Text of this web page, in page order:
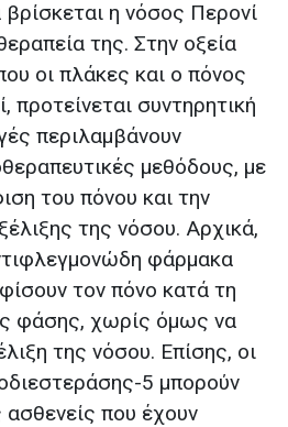
η νόσος Περονί
της. Στην οξεία
οι πλάκες και ο πόνος
προτείνεται συντηρητική
περιλαμβάνουν
μεθόδους, με
του πόνου και την
της νόσου. Αρχικά,
φάρμακα
τον πόνο κατά τη
φάσης, χωρίς όμως να
της νόσου. Επίσης, οι
5 μπορούν
που έχουν